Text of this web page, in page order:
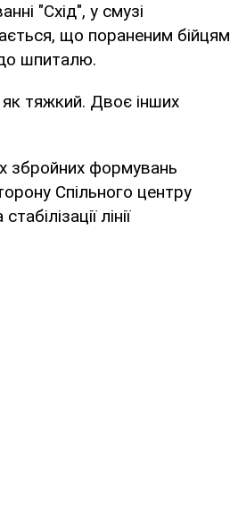
"Схід", у смузі
що пораненим бійцям
шпиталю.
тяжкий. Двоє інших
збройних формувань
Спільного центру
лінії